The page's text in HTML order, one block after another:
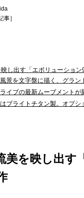
事］
し出す「エボリューショ
景を文字盤に描く、グラ
イブの最新ムーブメントが
ブライトチタン製。オプ
美を映し出す